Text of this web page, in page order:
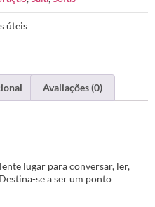
úteis
Avaliações (0)
lugar para conversar, ler,
se a ser um ponto